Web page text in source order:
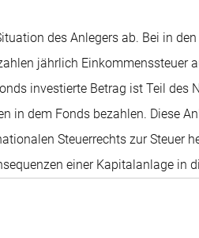
des Anlegers ab. Bei in
jährlich Einkommenssteuer
investierte Betrag ist Teil
dem Fonds bezahlen. Diese
Steuerrechts zur Steuer
einer Kapitalanlage